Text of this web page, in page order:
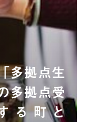
多拠点生
多拠点受
る町と